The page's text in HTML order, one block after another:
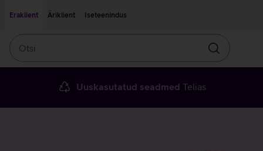
Eraklient
Äriklient Iseteenindus
Otsin
Uuskasutatud seadmed Telias